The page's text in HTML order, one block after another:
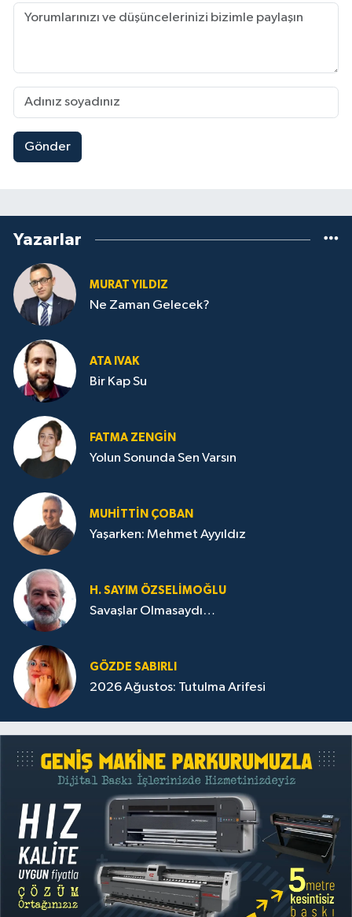
Gönder
Yazarlar
MURAT YILDIZ
Ne Zaman Gelecek?
ATA IVAK
Bir Kap Su
FATMA ZENGIN
Yolun Sonunda Sen Varsın
MUHITTIN ÇOBAN
Yaşarken: Mehmet Ayyıldız
H. SAYIM ÖZSELİMOĞLU
Savaşlar Olmasaydı…
GÖZDE SABIRLI
2026 Ağustos: Tutulma Arifesi